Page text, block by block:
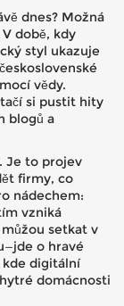
dnes? Možná
době, kdy
styl ukazuje
vědy.
si pustit hity
blogů a
Je to projev
firmy, co
nádechem:
vzniká
setkat v
o hravé
kde digitální
domácnosti